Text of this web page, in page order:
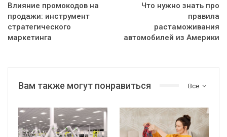
Влияние промокодов на
продажи: инструмент
стратегического
маркетинга
Что нужно знать про
правила
растаможивания
автомобилей из Америки
Все
Вам также могут понравиться